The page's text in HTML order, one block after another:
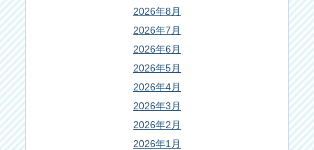
2026年8月
2026年7月
2026年6月
2026年5月
2026年4月
2026年3月
2026年2月
2026年1月